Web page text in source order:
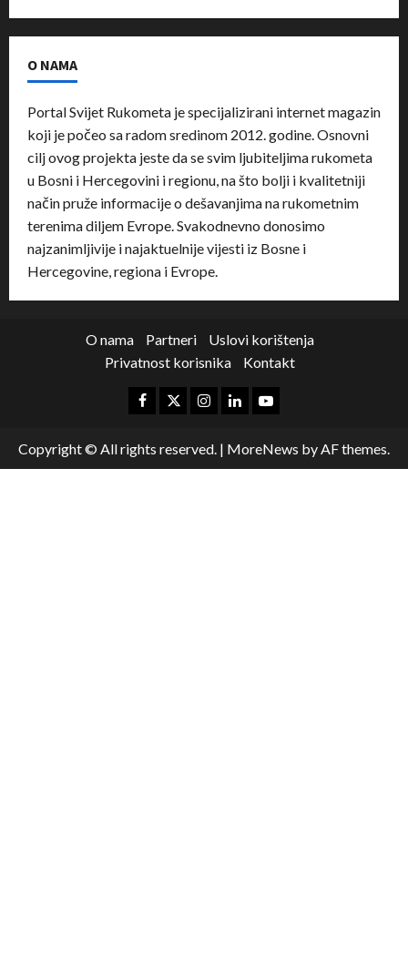
O NAMA
Portal Svijet Rukometa je specijalizirani internet magazin
koji je počeo sa radom sredinom 2012. godine. Osnovni
cilj ovog projekta jeste da se svim ljubiteljima rukometa
u Bosni i Hercegovini i regionu, na što bolji i kvalitetniji
način pruže informacije o dešavanjima na rukometnim
terenima diljem Evrope. Svakodnevno donosimo
najzanimljivije i najaktuelnije vijesti iz Bosne i
Hercegovine, regiona i Evrope.
O nama Partneri
Uslovi korištenja
Privatnost korisnika
Kontakt
Copyright © All rights reserved. | MoreNews by AF themes.